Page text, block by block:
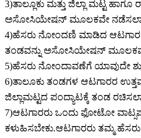
3)ತಾಲ್ಲೂಕು ಮತ್ತು ಜಿಲ್ಲಾ ಮಟ್ಟ ಹಾಗೂ
ಅಸೋಸಿಯೇಷನ್ ಮೂಲಕವೇ
4)ಹೆಸರು ನೋಂದಣಿ ಮಾಡಿದ ಆಟಗಾರರ
ತಂಡವನ್ನು ಅಸೋಸಿಯೇಷನ್
5)ಹೆಸರು ನೋಂದಾವಣೆಗೆ ಯಾವುದೇ
6)ತಾಲೂಕು ತಂಡಗಳ ಆಟಗಾರರ
ಜಿಲ್ಲಾಮಟ್ಟದ ಪಂದ್ಯಾಟಕ್ಕೆ ತಂಡ
7)ಆಟಗಾರರು ಒಂದು ಫೋಟೋ
ಕಳುಹಿಸಬೇಕು.ಆಟಗಾರರು ತಮ್ಮ